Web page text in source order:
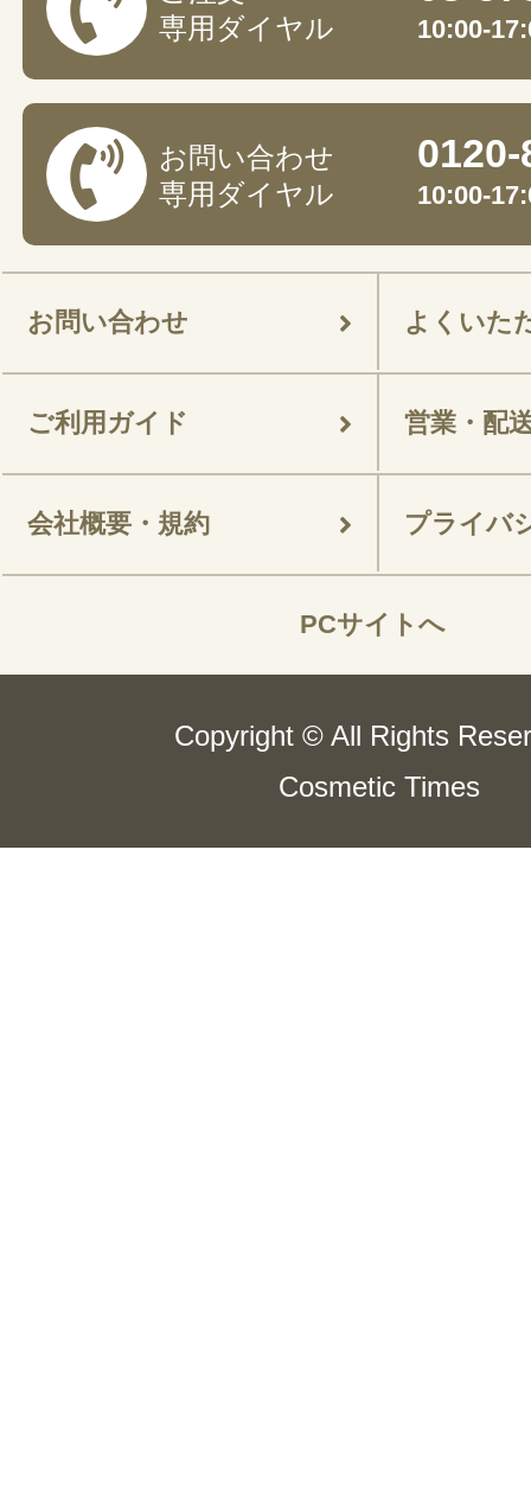
専用ダイヤル
10:00-
お問い合わせ
専用ダイヤル
10:00-
お問い合わせ よくいた
ご利用ガイド 営業・配
会社概要・規約 プライバ
PCサイトへ
Copyright © All Rights
Cosmetic Times